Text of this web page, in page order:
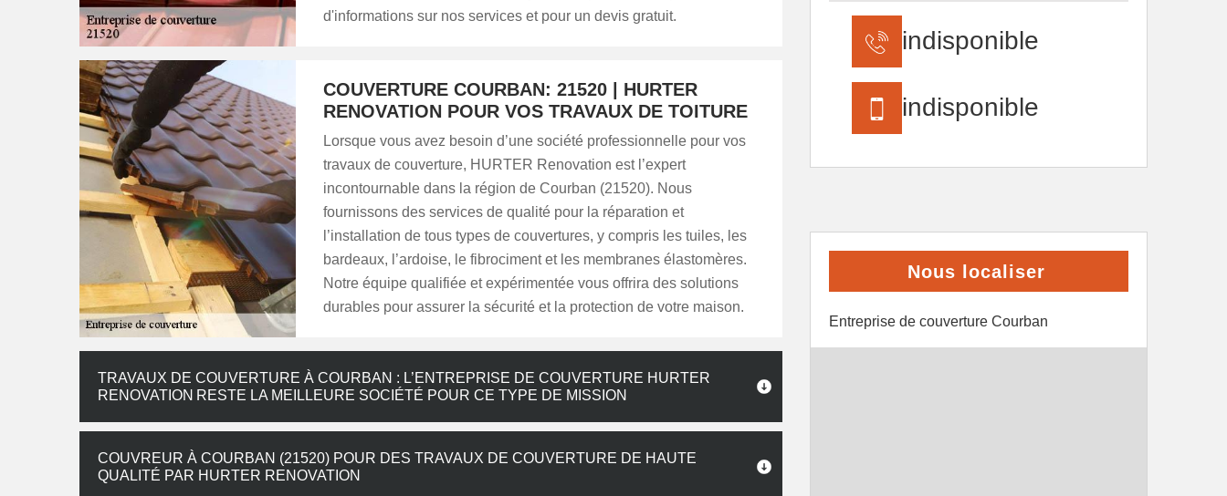
d'informations sur nos services et pour un devis gratuit.
COUVERTURE COURBAN: 21520 | HURTER
RENOVATION POUR VOS TRAVAUX DE TOITURE
Lorsque vous avez besoin d’une société professionnelle pour vos
travaux de couverture, HURTER Renovation est l’expert
incontournable dans la région de Courban (21520). Nous
fournissons des services de qualité pour la réparation et
l’installation de tous types de couvertures, y compris les tuiles, les
bardeaux, l’ardoise, le fibrociment et les membranes élastomères.
Notre équipe qualifiée et expérimentée vous offrira des solutions
durables pour assurer la sécurité et la protection de votre maison.
TRAVAUX DE COUVERTURE À COURBAN : L’ENTREPRISE DE COUVERTURE HURTER
RENOVATION RESTE LA MEILLEURE SOCIÉTÉ POUR CE TYPE DE MISSION
COUVREUR À COURBAN (21520) POUR DES TRAVAUX DE COUVERTURE DE HAUTE
QUALITÉ PAR HURTER RENOVATION
indisponible
indisponible
Nous localiser
Entreprise de couverture Courban